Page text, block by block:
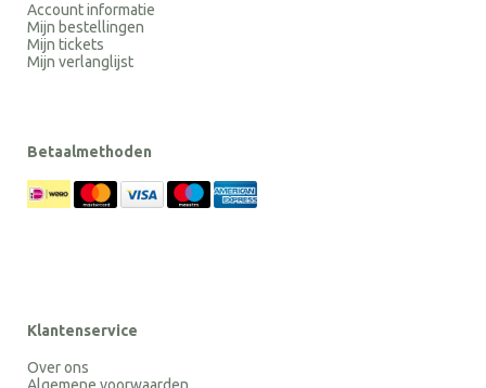
Account informatie
Mijn bestellingen
Mijn tickets
Mijn verlanglijst
Betaalmethoden
Klantenservice
Over ons